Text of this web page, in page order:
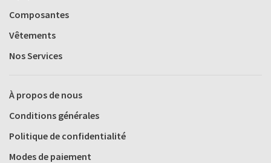
Composantes
Vêtements
Nos Services
À propos de nous
Conditions générales
Politique de confidentialité
Modes de paiement